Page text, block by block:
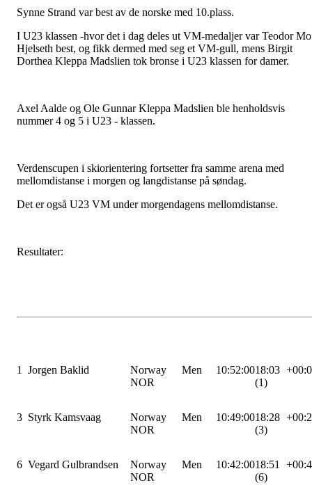
Synne Strand var best av de norske med 10.plass.
I U23 klassen -hvor det i dag deles ut VM-medaljer var Teodor Mo
Hjelseth best, og fikk dermed med seg et VM-gull, mens Birgit
Dorthea Kleppa Madslien tok bronse i U23 klassen for damer.
Axel Aalde og Ole Gunnar Kleppa Madslien ble henholdsvis
nummer 4 og 5 i U23 - klassen.
Verdenscupen i skiorientering fortsetter fra samme arena med
mellomdistanse i morgen og langdistanse på søndag.
Det er også U23 VM under morgendagens mellomdistanse.
Resultater:
1 Jorgen Baklid
Norway
NOR
Men 10:52:0018:03
(1)
3 Styrk Kamsvaag
Norway
NOR
Men 10:49:0018:28
(3)
6 Vegard Gulbrandsen
Norway
NOR
Men 10:42:0018:51
(6)